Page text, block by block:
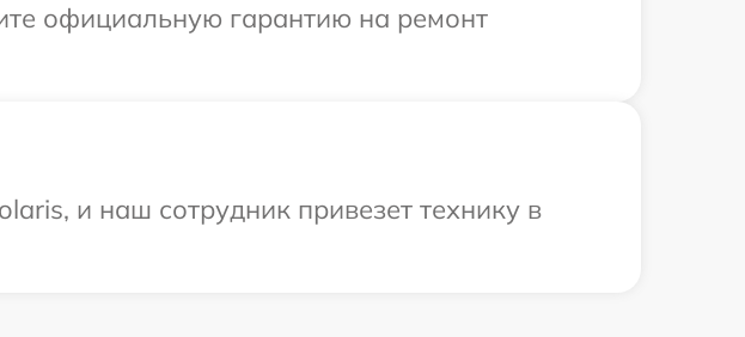
официальную гарантию на ремонт
и наш сотрудник привезет технику в